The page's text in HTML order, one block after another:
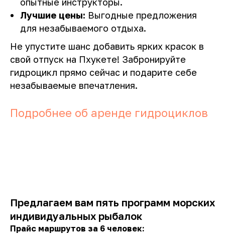
Лучшие цены: Выгодные предложения
для незабываемого отдыха.
Не упустите шанс добавить ярких красок в
свой отпуск на Пхукете! Забронируйте
гидроцикл прямо сейчас и подарите себе
незабываемые впечатления.
Подробнее об аренде гидроциклов
Предлагаем вам пять программ морских
индивидуальных рыбалок
Прайс маршрутов за 6 человек: